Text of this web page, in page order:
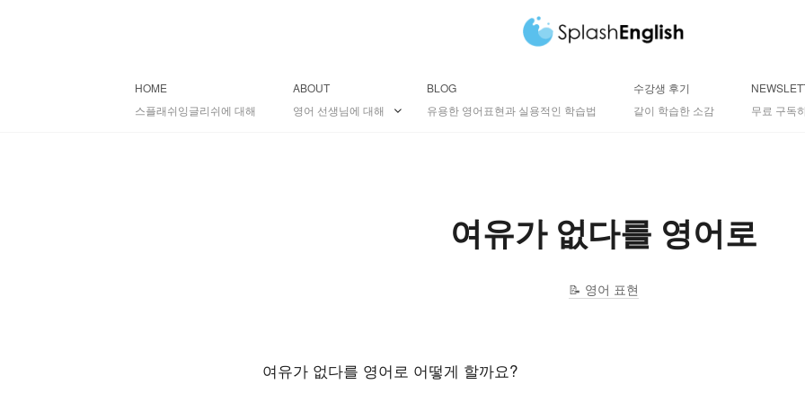
HOME
스플래쉬잉글리쉬에 대해
ABOUT
영어 선생님에 대해
BLOG
유용한 영어표현과 실용적인 학습법
수강생 후기
같이 학습한 소감
무료 구독
여유가 없다를 영어로
영어 표현
여유가 없다를 영어로 어떻게 할까요?